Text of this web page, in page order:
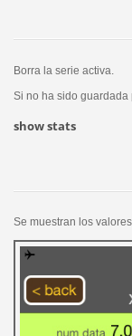
Borra la serie activa.
Si no ha sido guardada
show stats
Se muestran los